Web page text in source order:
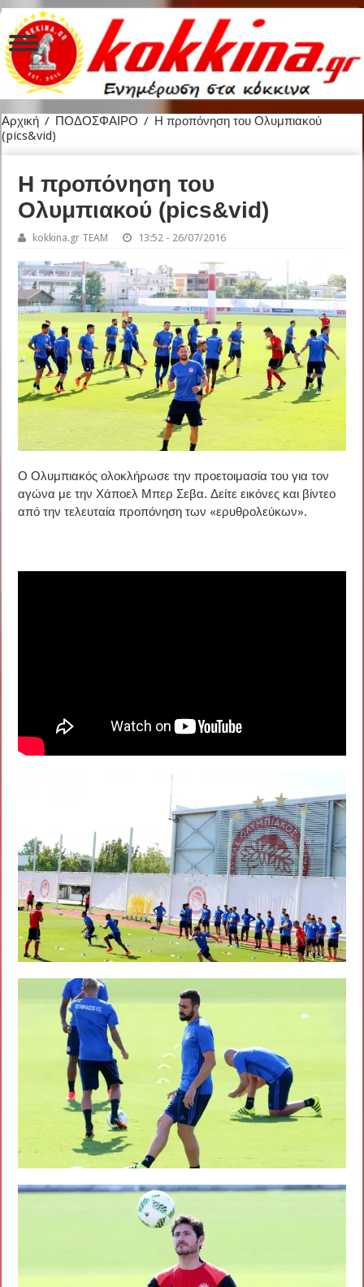
Αρχική / ΠΟΔΟΣΦΑΙΡΟ / Η προπόνηση του Ολυμπιακού
(pics&vid)
Η προπόνηση του
Ολυμπιακού (pics&vid)
kokkina.gr TEAM 13:52 - 26/07/2016
Ο Ολυμπιακός ολοκλήρωσε την προετοιμασία του για τον
αγώνα με την Χάποελ Μπερ Σεβα. Δείτε εικόνες και βίντεο
από την τελευταία προπόνηση των «ερυθρολεύκων».